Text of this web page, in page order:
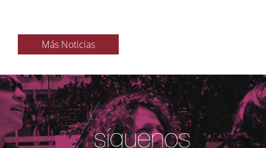
Más Noticias